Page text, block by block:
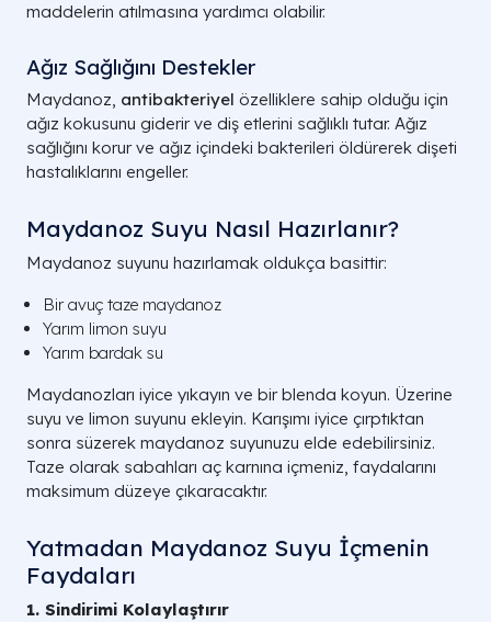
maddelerin atılmasına yardımcı olabilir.
Ağız Sağlığını Destekler
Maydanoz, antibakteriyel özelliklere sahip olduğu için
ağız kokusunu giderir ve diş etlerini sağlıklı tutar. Ağız
sağlığını korur ve ağız içindeki bakterileri öldürerek dişeti
hastalıklarını engeller.
Maydanoz Suyu Nasıl Hazırlanır?
Maydanoz suyunu hazırlamak oldukça basittir:
Bir avuç taze maydanoz
Yarım limon suyu
Yarım bardak su
Maydanozları iyice yıkayın ve bir blenda koyun. Üzerine
suyu ve limon suyunu ekleyin. Karışımı iyice çırptıktan
sonra süzerek maydanoz suyunuzu elde edebilirsiniz.
Taze olarak sabahları aç karnına içmeniz, faydalarını
maksimum düzeye çıkaracaktır.
Yatmadan Maydanoz Suyu İçmenin
Faydaları
1. Sindirimi Kolaylaştırır